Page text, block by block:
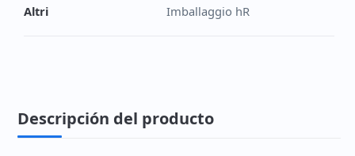
Altri Imballaggio hR
Descripción del producto